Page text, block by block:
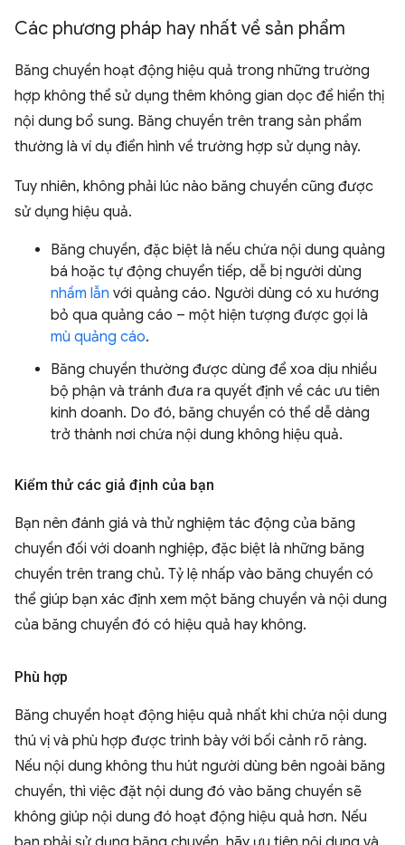
Các phương pháp hay nhất về sản phẩm
Băng chuyền hoạt động hiệu quả trong những trường
hợp không thể sử dụng thêm không gian dọc để hiển thị
nội dung bổ sung. Băng chuyền trên trang sản phẩm
thường là ví dụ điển hình về trường hợp sử dụng này.
Tuy nhiên, không phải lúc nào băng chuyền cũng được
sử dụng hiệu quả.
Băng chuyền, đặc biệt là nếu chứa nội dung quảng
bá hoặc tự động chuyển tiếp, dễ bị người dùng
nhầm lẫn với quảng cáo. Người dùng có xu hướng
bỏ qua quảng cáo – một hiện tượng được gọi là
mù quảng cáo.
Băng chuyền thường được dùng để xoa dịu nhiều
bộ phận và tránh đưa ra quyết định về các ưu tiên
kinh doanh. Do đó, băng chuyền có thể dễ dàng
trở thành nơi chứa nội dung không hiệu quả.
Kiểm thử các giả định của bạn
Bạn nên đánh giá và thử nghiệm tác động của băng
chuyền đối với doanh nghiệp, đặc biệt là những băng
chuyền trên trang chủ. Tỷ lệ nhấp vào băng chuyền có
thể giúp bạn xác định xem một băng chuyền và nội dung
của băng chuyền đó có hiệu quả hay không.
Phù hợp
Băng chuyền hoạt động hiệu quả nhất khi chứa nội dung
thú vị và phù hợp được trình bày với bối cảnh rõ ràng.
Nếu nội dung không thu hút người dùng bên ngoài băng
chuyền, thì việc đặt nội dung đó vào băng chuyền sẽ
không giúp nội dung đó hoạt động hiệu quả hơn. Nếu